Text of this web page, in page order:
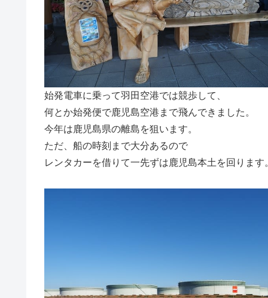
始発電車に乗って羽田空港では競歩して、
何とか始発便で鹿児島空港まで飛んできました。
今年は鹿児島県の離島を狙います。
ただ、船の時刻まで大分あるので
レンタカーを借りて一先ずは鹿児島本土を回ります